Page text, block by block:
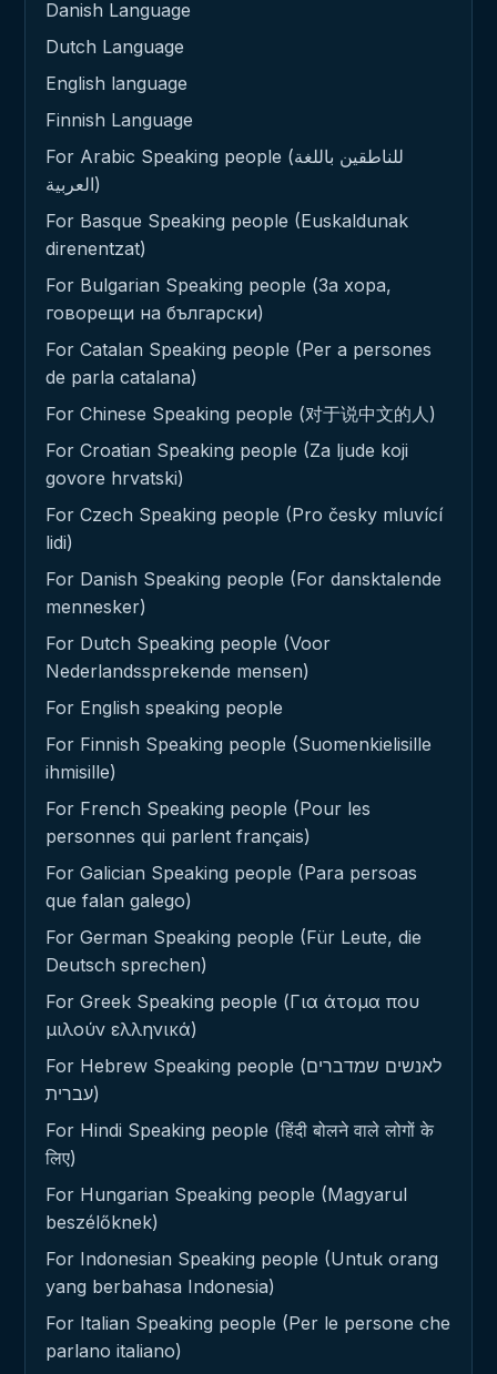
Danish Language
Dutch Language
English language
Finnish Language
For Arabic Speaking people (للناطقين باللغة
العربية)
For Basque Speaking people (Euskaldunak
direnentzat)
For Bulgarian Speaking people (За хора,
говорещи на български)
For Catalan Speaking people (Per a persones
de parla catalana)
For Chinese Speaking people (对于说中文的人)
For Croatian Speaking people (Za ljude koji
govore hrvatski)
For Czech Speaking people (Pro česky mluvící
lidi)
For Danish Speaking people (For dansktalende
mennesker)
For Dutch Speaking people (Voor
Nederlandssprekende mensen)
For English speaking people
For Finnish Speaking people (Suomenkielisille
ihmisille)
For French Speaking people (Pour les
personnes qui parlent français)
For Galician Speaking people (Para persoas
que falan galego)
For German Speaking people (Für Leute, die
Deutsch sprechen)
For Greek Speaking people (Για άτομα που
μιλούν ελληνικά)
For Hebrew Speaking people (לאנשים שמדברים
עברית)
For Hindi Speaking people (हिंदी बोलने वाले लोगों के
लिए)
For Hungarian Speaking people (Magyarul
beszélőknek)
For Indonesian Speaking people (Untuk orang
yang berbahasa Indonesia)
For Italian Speaking people (Per le persone che
parlano italiano)